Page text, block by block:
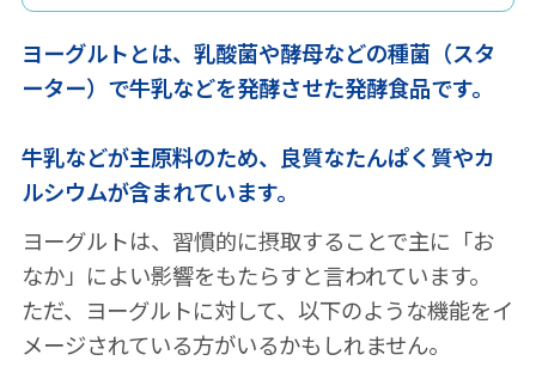
ヨーグルトとは、乳酸菌や酵母などの種菌（スタ
ーター）で牛乳などを発酵させた発酵食品です。
牛乳などが主原料のため、良質なたんぱく質やカ
ルシウムが含まれています。
ヨーグルトは、習慣的に摂取することで主に「お
なか」によい影響をもたらすと言われています。
ただ、ヨーグルトに対して、以下のような機能をイ
メージされている方がいるかもしれません。